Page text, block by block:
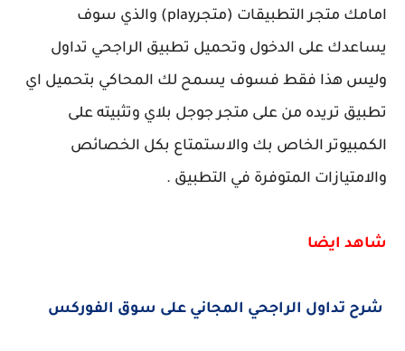
امامك متجر التطبيقات (متجرplay) والذي سوف
يساعدك على الدخول وتحميل تطبيق الراجحي تداول
وليس هذا فقط فسوف يسمح لك المحاكي بتحميل اي
تطبيق تريده من على متجر جوجل بلاي وتثبيته على
الكمبيوتر الخاص بك والاستمتاع بكل الخصائص
والامتيازات المتوفرة في التطبيق .
شاهد ايضا
شرح تداول الراجحي المجاني على سوق الفوركس